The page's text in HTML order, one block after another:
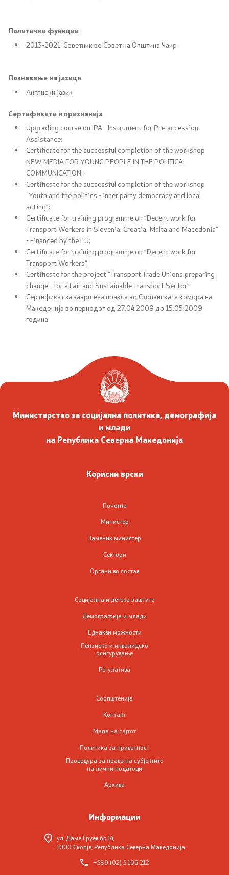
Регистар на права и услуги од областа на пензиското
и инвалидското осигурување
Регулатива од областа на пензиското и инвалидското
осигурување
ЧПП од областа на пензиското и инвалидското
осигурување
Регулатива
Закони
Подзаконски акти
Предлог закони и документи
Контакт
Контакт
Листа на контакти
Изјава за пристапност
Со еден клик до сите услуги
Политички функции
2013-2021, Советник во Совет на Општина Чаир
Познавање на јазици
Англиски јазик
Сертификати и признанија
Upgrading course on IPA - Instrument for Pre-accession
Assistance;
Certificate for the successful completion of the workshop
NEW MEDIA FOR YOUNG PEOPLE IN THE POLITICAL
COMMUNICATION;
Certificate for the successful completion of the workshop
“Youth and the politics - inner party democracy and local
acting“;
Certificate for training programme on “Decent work for
Transport Workers in Slovenia, Croatia, Malta and Macedonia“
- Financed by the EU;
Certificate for training programme on “Decent work for
Transport Workers“;
Certificate for the project “Transport Trade Unions preparing
change - for a Fair and Sustainable Transport Sector“
Сертификат за завршена пракса во Стопанската комора на
Македонија во периодот од 27.04.2009 до 15.05.2009
година.
Министерство за социјална политика, демографија
и млади
на Република Северна Македонија
Корисни врски
Почетна
Министер
Заменик министер
Сектори
Органи во состав
Социјална и детска заштита
Демографија и млади
Еднакви можности
Пензиско и инвалидско
осигурување
Регулатива
Соопштенија
Контакт
Мапа на сајтот
Политика за приватност
Процедура за права на субјектите
на лични податоци
Архива
Информации
ул. Даме Груев бр.14,
1000 Скопје, Република Северна Македонија
+389 (02) 3 106 212